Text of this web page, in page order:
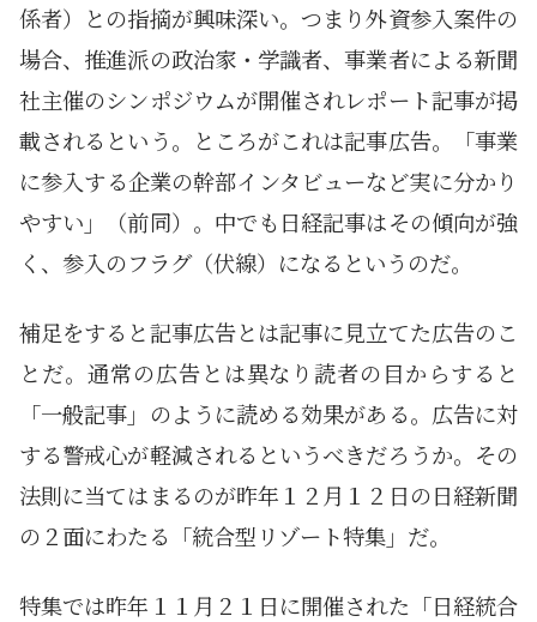
係者）との指摘が興味深い。つまり外資参入案件の
場合、推進派の政治家・学識者、事業者による新聞
社主催のシンポジウムが開催されレポート記事が掲
載されるという。ところがこれは記事広告。「事業
に参入する企業の幹部インタビューなど実に分かり
やすい」（前同）。中でも日経記事はその傾向が強
く、参入のフラグ（伏線）になるというのだ。
補足をすると記事広告とは記事に見立てた広告のこ
とだ。通常の広告とは異なり読者の目からすると
「一般記事」のように読める効果がある。広告に対
する警戒心が軽減されるというべきだろうか。その
法則に当てはまるのが昨年１２月１２日の日経新聞
の２面にわたる「統合型リゾート特集」だ。
特集では昨年１１月２１日に開催された「日経統合